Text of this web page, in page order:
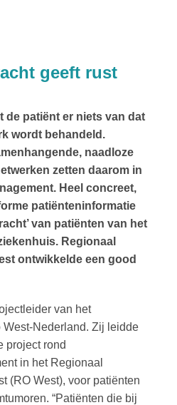
geeft rust
de patiënt er niets van dat
wordt behandeld.
naadloze
zetten daarom in
Heel concreet,
patiënteninformatie
van patiënten van het
Regionaal
ontwikkelde een good
van het
West-Nederland. Zij leidde
project rond
in het Regionaal
(RO West), voor patiënten
“Patiënten die bij